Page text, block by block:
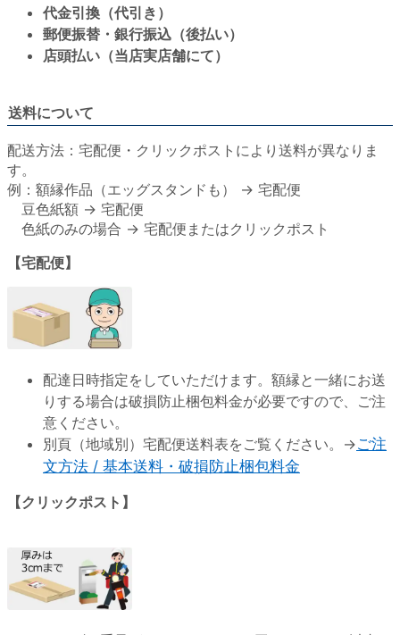
代金引換（代引き）
郵便振替・銀行振込（後払い）
店頭払い（当店実店舗にて）
送料について
配送方法：宅配便・クリックポストにより送料が異なりま
す。
例：額縁作品（エッグスタンドも） → 宅配便
豆色紙額 → 宅配便
色紙のみの場合 → 宅配便またはクリックポスト
【宅配便】
配達日時指定をしていただけます。額縁と一緒にお送
りする場合は破損防止梱包料金が必要ですので、ご注
意ください。
別頁（地域別）宅配便送料表をご覧ください。→ご注
文方法 / 基本送料・破損防止梱包料金
【クリックポスト】